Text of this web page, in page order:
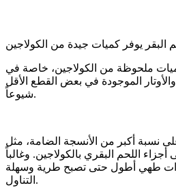
البقر يوفر كميات جيدة من الكولاجين
ملحوظة من الكولاجين، خاصة في
الموجودة في بعض القطع الأقل
شيوعاً.
نسبة أكبر من الأنسجة الضامة، مثل
اللحم البقري بالكولاجين. وغالباً
طهي أطول حتى تصبح طرية وسهلة
التناول.